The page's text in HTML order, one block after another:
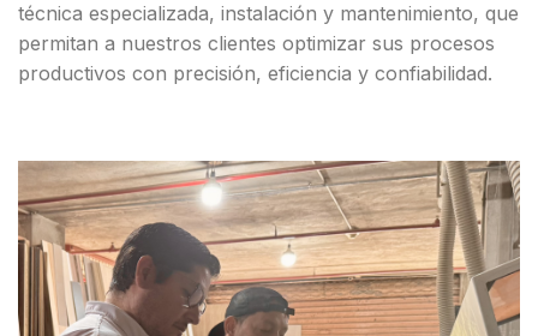
técnica especializada, instalación y mantenimiento, que
permitan a nuestros clientes optimizar sus procesos
productivos con precisión, eficiencia y confiabilidad.